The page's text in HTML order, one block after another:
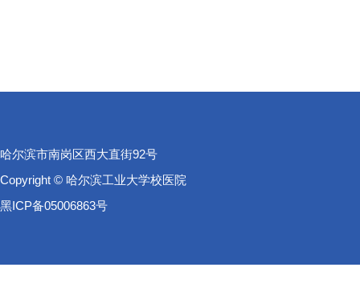
哈尔滨市南岗区西大直街92号
Copyright © 哈尔滨工业大学校医院
黑ICP备05006863号